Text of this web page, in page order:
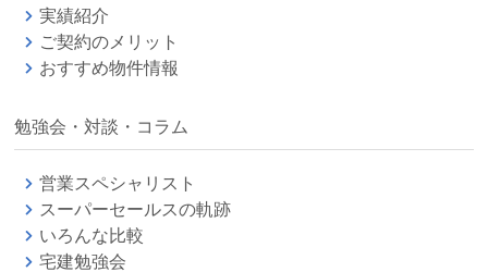
実績紹介
ご契約のメリット
おすすめ物件情報
勉強会・対談・コラム
営業スペシャリスト
スーパーセールスの軌跡
いろんな比較
宅建勉強会